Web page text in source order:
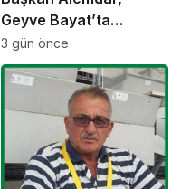
Geyve Bayat’ta
hemşehrileriyle
buluştu: “Gençlik ve
spor yatırımlarını
hayata geçirmeye
devam edeceğiz”
3 gün önce